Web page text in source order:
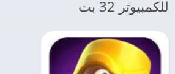
للكمبيوتر 32 بت